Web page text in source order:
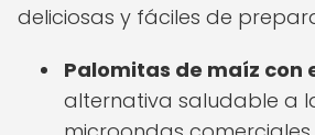
deliciosas y fáciles de
Palomitas de maíz con
alternativa saludable a